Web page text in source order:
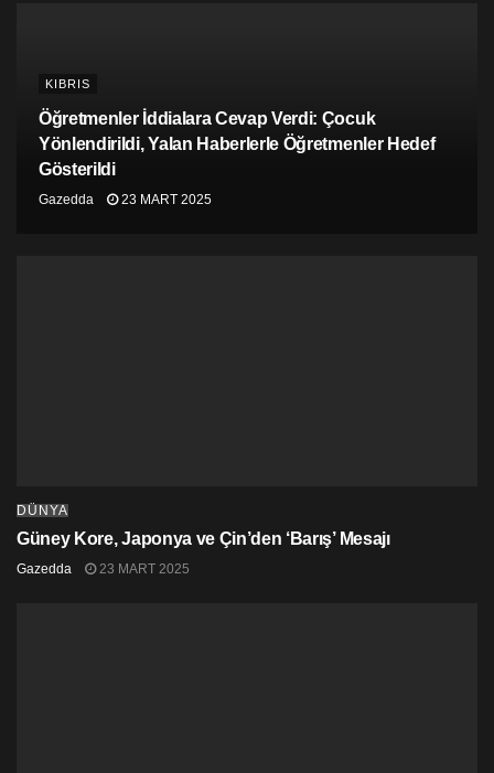
KIBRIS
Öğretmenler İddialara Cevap Verdi: Çocuk
Yönlendirildi, Yalan Haberlerle Öğretmenler Hedef
Gösterildi
Gazedda 23 MART 2025
DÜNYA
Güney Kore, Japonya ve Çin’den ‘Barış’ Mesajı
Gazedda 23 MART 2025